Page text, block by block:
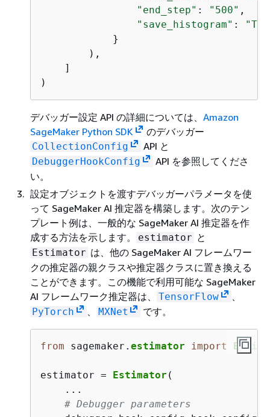
"end_step" : "500" ,
"save_histogram" :
            }
        ),
    ]
)
デバッガー設定 API の詳細については、 Amazon
SageMaker Python SDK
のデバッガー
CollectionConfig API と
DebuggerHookConfig
API を参照してくださ
い。
設定オブジェクトを渡すデバッガーパラメータを使
って SageMaker AI 推定器を構築します。次のテン
プレート例は、一般的な SageMaker AI 推定器を作
成する方法を示します。
estimator と
Estimator は、他の SageMaker AI フレームワー
クの推定器の親クラスや推定器クラスに置き換える
ことができます。この機能で利用可能な SageMaker
AI フレームワーク推定器は、
TensorFlow 、
PyTorch 、 MXNet です。
from sagemaker. estimator import
estimator = Estimator (
    ...
# Debugger parameters